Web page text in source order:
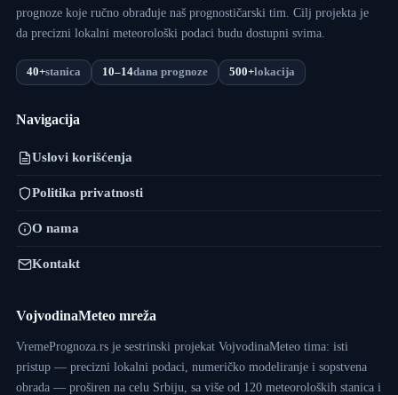
prognoze koje ručno obrađuje naš prognostičarski tim. Cilj projekta je
da precizni lokalni meteorološki podaci budu dostupni svima.
40+stanica 10–14dana prognoze 500+lokacija
Navigacija
Uslovi korišćenja
Politika privatnosti
O nama
Kontakt
VojvodinaMeteo mreža
VremePrognoza.rs je sestrinski projekat VojvodinaMeteo tima: isti
pristup — precizni lokalni podaci, numeričko modeliranje i sopstvena
obrada — proširen na celu Srbiju, sa više od 120 meteoroloških stanica i